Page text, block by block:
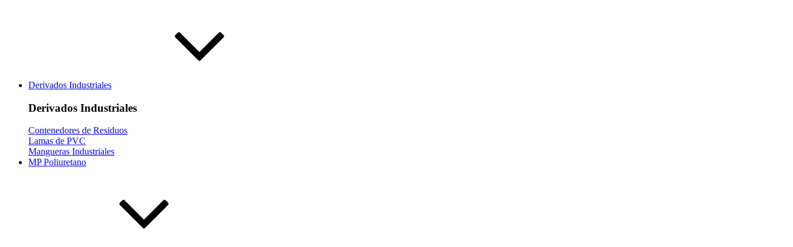
Derivados Industriales
Derivados Industriales
Contenedores de Residuos
Lamas de PVC
Mangueras Industriales
MP Poliuretano